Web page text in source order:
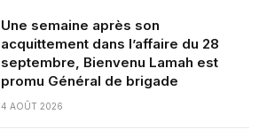
Une semaine après son
acquittement dans l’affaire du 28
septembre, Bienvenu Lamah est
promu Général de brigade
4 AOÛT 2026